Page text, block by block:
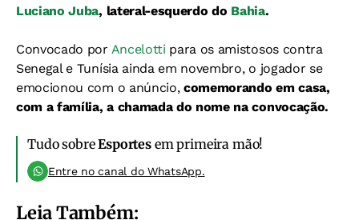
Luciano Juba, lateral-esquerdo do Bahia.
Convocado por Ancelotti para os amistosos contra
Senegal e Tunísia ainda em novembro, o jogador se
emocionou com o anúncio, comemorando em casa,
com a família, a chamada do nome na convocação.
Tudo sobreEsportesem primeira mão!
Entre no canal do WhatsApp.
Leia Também: